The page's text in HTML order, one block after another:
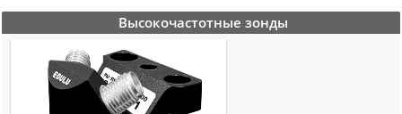
Высокочастотные зонды